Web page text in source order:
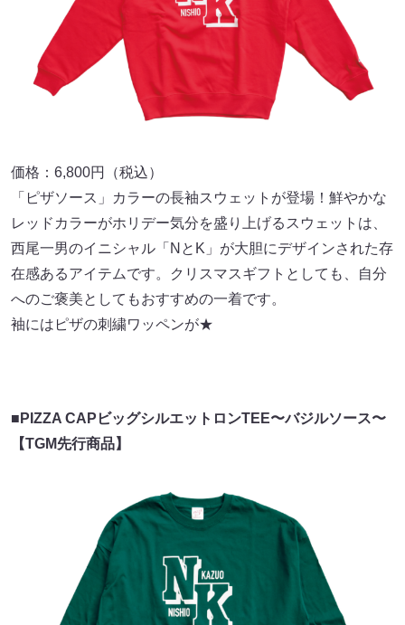
価格：6,800円（税込）
「ピザソース」カラーの長袖スウェットが登場！鮮やかな
レッドカラーがホリデー気分を盛り上げるスウェットは、
西尾一男のイニシャル「NとK」が大胆にデザインされた存
在感あるアイテムです。クリスマスギフトとしても、自分
へのご褒美としてもおすすめの一着です。
袖にはピザの刺繍ワッペンが★
■PIZZA CAPビッグシルエットロンTEE〜バジルソース〜
【TGM先行商品】